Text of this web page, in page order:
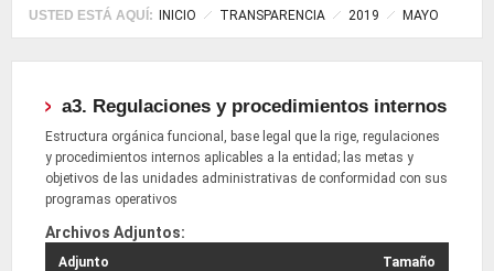
USTED ESTÁ AQUÍ: INICIO TRANSPARENCIA 2019 MAYO
a3. Regulaciones y procedimientos internos
Estructura orgánica funcional, base legal que la rige, regulaciones
y procedimientos internos aplicables a la entidad; las metas y
objetivos de las unidades administrativas de conformidad con sus
programas operativos
Archivos Adjuntos:
Adjunto Tamaño